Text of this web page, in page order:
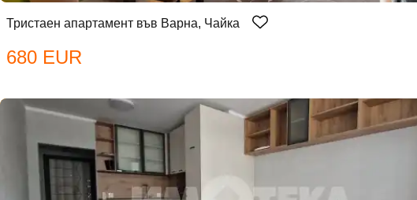
Тристаен апартамент във Варна, Чайка
680 EUR